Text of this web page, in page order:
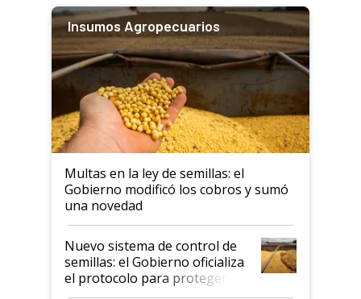
Insumos Agropecuarios
Multas en la ley de semillas: el
Gobierno modificó los cobros y sumó
una novedad
Nuevo sistema de control de
semillas: el Gobierno oficializa
el protocolo para proteger la
propiedad intelectual